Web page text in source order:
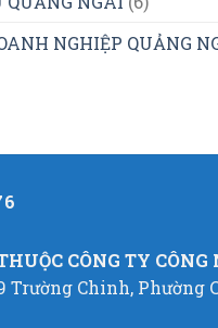
NGHIỆP QUẢNG
CÔNG TY CÔNG
Trường Chinh, Phường